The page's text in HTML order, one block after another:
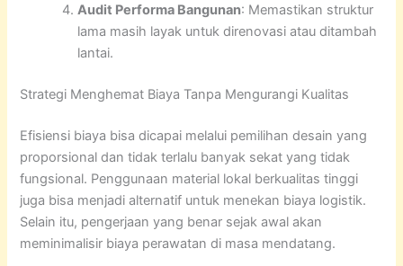
Audit Performa Bangunan: Memastikan struktur
lama masih layak untuk direnovasi atau ditambah
lantai.
Strategi Menghemat Biaya Tanpa Mengurangi Kualitas
Efisiensi biaya bisa dicapai melalui pemilihan desain yang
proporsional dan tidak terlalu banyak sekat yang tidak
fungsional. Penggunaan material lokal berkualitas tinggi
juga bisa menjadi alternatif untuk menekan biaya logistik.
Selain itu, pengerjaan yang benar sejak awal akan
meminimalisir biaya perawatan di masa mendatang.